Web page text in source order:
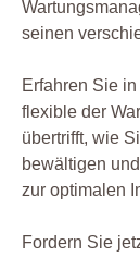
seinen
Erfahren Sie
flexible der
übertrifft, wie
bewältigen
zur optimalen
Fordern Sie